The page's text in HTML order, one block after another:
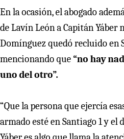
En la ocasión, el abogado
de Lavín León a Capitán
Domínguez quedó recluido en
mencionando que“no hay
uno del otro”.
“Que la persona que ejercía
armado esté en Santiago 1 y el